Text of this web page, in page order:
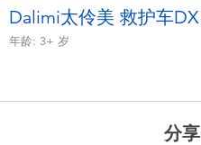
毛绒公仔玩具
Dalimi太伶美 救护车DX
年龄: 3+ 岁
分享